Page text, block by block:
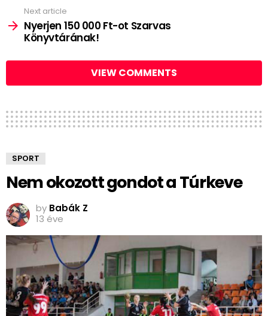
Next article
Nyerjen 150 000 Ft-ot Szarvas
Könyvtárának!
VIEW COMMENTS
SPORT
Nem okozott gondot a Túrkeve
by Babák Z
13 éve